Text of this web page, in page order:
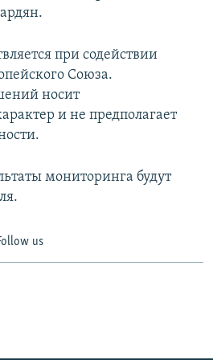
при содействии
Союза.
носит
и не предполагает
мониторинга будут
us